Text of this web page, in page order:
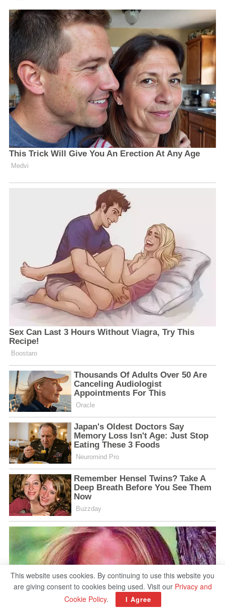
This website uses cookies. By continuing to use this website you
are giving consent to cookies being used. Visit our Privacy and
Cookie Policy. I Agree